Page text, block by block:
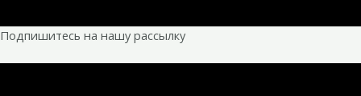
Подпишитесь на нашу рассылку